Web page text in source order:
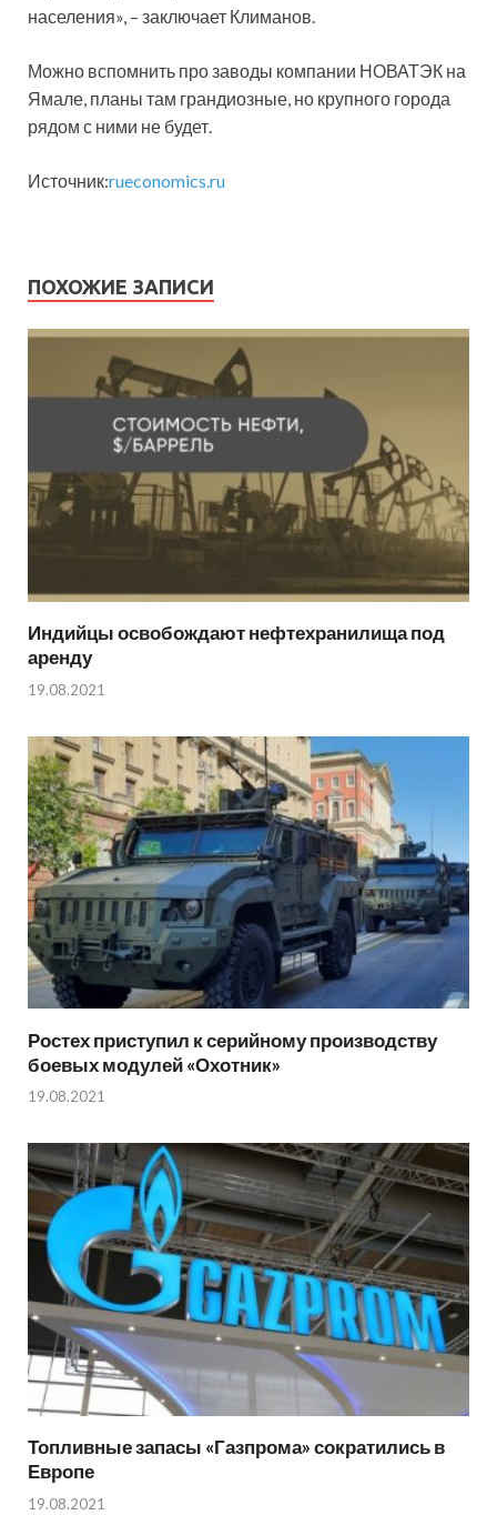
населения», – заключает Климанов.
Можно вспомнить про заводы компании НОВАТЭК на
Ямале, планы там грандиозные, но крупного города
рядом с ними не будет.
Источник:rueconomics.ru
ПОХОЖИЕ ЗАПИСИ
Индийцы освобождают нефтехранилища под
аренду
19.08.2021
Ростех приступил к серийному производству
боевых модулей «Охотник»
19.08.2021
Топливные запасы «Газпрома» сократились в
Европе
19.08.2021